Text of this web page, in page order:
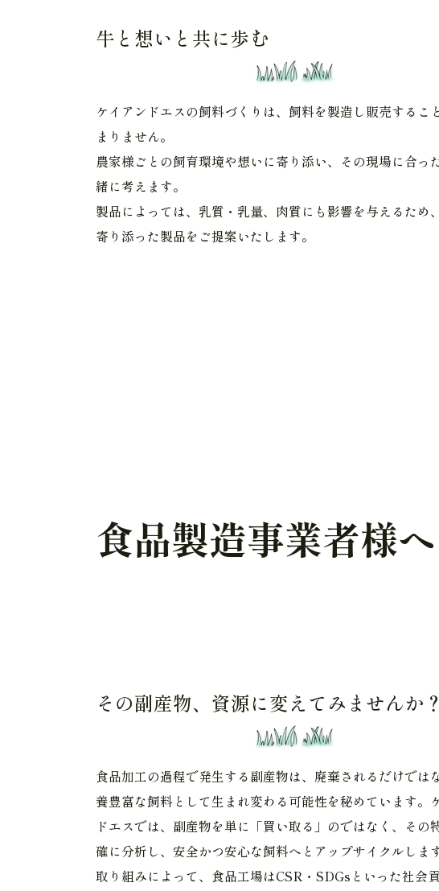
牛と想いと共に歩む
ケイアンドエスの飼料づくりは、飼料を製造し販売するこ
まりません。
農家様ごとの飼育環境や想いに寄り添い、その現場に合っ
緒に考えます。
製品によっては、乳質・乳量、肉質にも影響を与えるため
寄り添った製品をご提案いたします。
食品製造事業者様へ
その副産物、資源に変えてみませんか？
食品加工の過程で発生する副産物は、廃棄されるだけでは
養豊富な飼料として生まれ変わる可能性を秘めています。
ドエスでは、副産物を単に「買い取る」のではなく、その
確に分析し、安全かつ安心な飼料へとアップサイクルしま
取り組みによって、食品工場はCSR・SDGsといった社会